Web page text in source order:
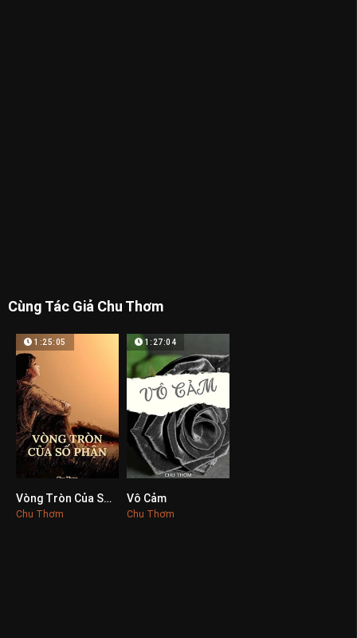
Cùng Tác Giả Chu Thơm
0
1:25:05
Vòng Tròn Của Số Phận
Chu Thơm
1:27:04
Vô Cảm
Chu Thơm